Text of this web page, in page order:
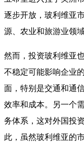
逐步开放，玻利维亚
源、农业和旅游业领域
然而，投资玻利维亚
不稳定可能影响企业
面，特别是交通和通
效率和成本。另一个
务体系，这对外国投
此，虽然玻利维亚的